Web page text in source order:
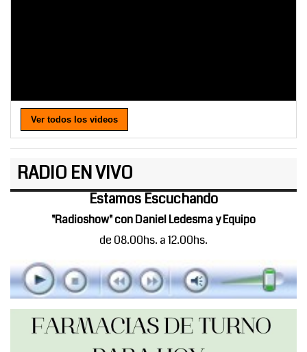
Ver todos los videos
RADIO EN VIVO
Estamos Escuchando
"Radioshow" con Daniel Ledesma y Equipo
de 08.00hs. a 12.00hs.